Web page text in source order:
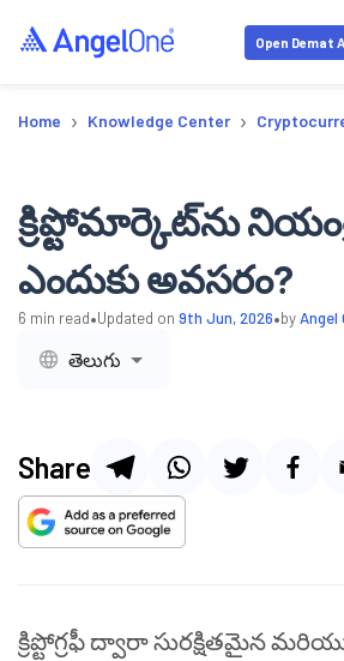
Open Demat
Home › Knowledge Center ›
క్రిప్టోమార్కెట్‌ను
ఎందుకు అవసరం?
6 min read•Updated on 9th Jun, 2026•byAngel
తెలుగు
Share
క్రిప్టోగ్రఫీ ద్వారా సురక్షితమైన